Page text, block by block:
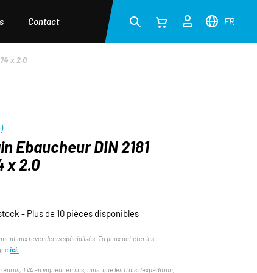
Contact FR
x 2.0
Ebaucheur DIN 2181
x 2.0
- Plus de 10 pièces disponibles
aux revendeurs spécialisés. Tu peux acheter les
ici.
euros, TVA en vigueur en sus, ainsi que les frais d'expédition,